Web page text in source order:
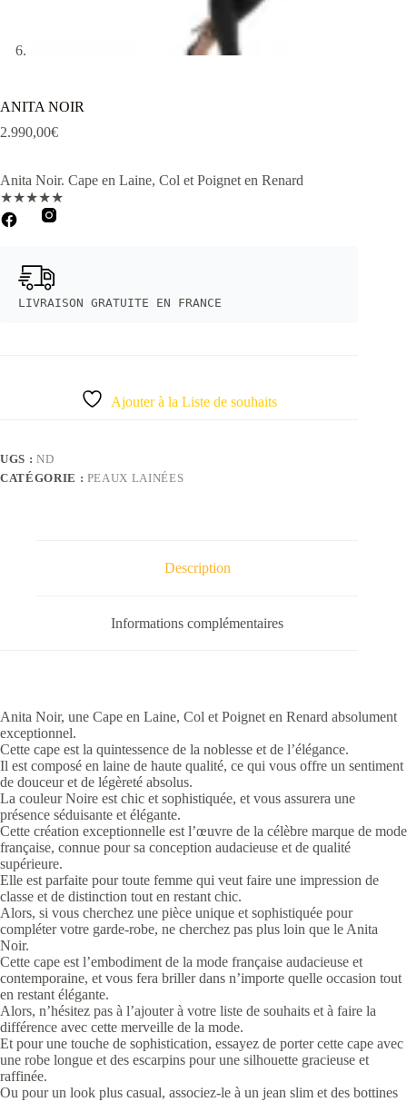
ANITA NOIR
2.990,00€
Anita Noir. Cape en Laine, Col et Poignet en Renard
★★★★★
LIVRAISON GRATUITE EN FRANCE
Ajouter à la Liste de souhaits
UGS : ND
CATÉGORIE : PEAUX LAINÉES
Description
Informations complémentaires
Anita Noir, une Cape en Laine, Col et Poignet en Renard absolument
exceptionnel.
Cette cape est la quintessence de la noblesse et de l’élégance.
Il est composé en laine de haute qualité, ce qui vous offre un sentiment
de douceur et de légèreté absolus.
La couleur Noire est chic et sophistiquée, et vous assurera une
présence séduisante et élégante.
Cette création exceptionnelle est l’œuvre de la célèbre marque de mode
française, connue pour sa conception audacieuse et de qualité
supérieure.
Elle est parfaite pour toute femme qui veut faire une impression de
classe et de distinction tout en restant chic.
Alors, si vous cherchez une pièce unique et sophistiquée pour
compléter votre garde-robe, ne cherchez pas plus loin que le Anita
Noir.
Cette cape est l’embodiment de la mode française audacieuse et
contemporaine, et vous fera briller dans n’importe quelle occasion tout
en restant élégante.
Alors, n’hésitez pas à l’ajouter à votre liste de souhaits et à faire la
différence avec cette merveille de la mode.
Et pour une touche de sophistication, essayez de porter cette cape avec
une robe longue et des escarpins pour une silhouette gracieuse et
raffinée.
Ou pour un look plus casual, associez-le à un jean slim et des bottines